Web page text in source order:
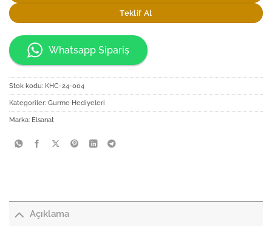
Teklif Al
Whatsapp Sipariş
Stok kodu: KHC-24-004
Kategoriler: Gurme Hediyeleri
Marka: Elsanat
Açıklama